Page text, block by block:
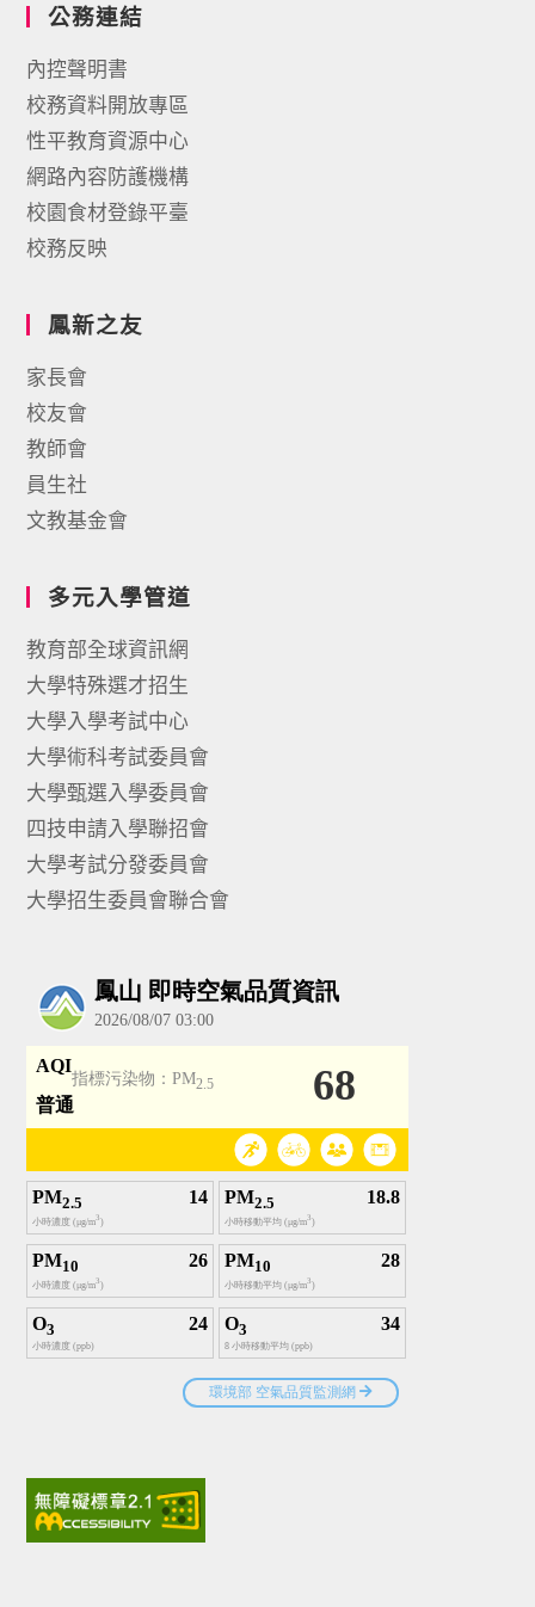
公務連結
內控聲明書
校務資料開放專區
性平教育資源中心
網路內容防護機構
校園食材登錄平臺
校務反映
鳳新之友
家長會
校友會
教師會
員生社
文教基金會
多元入學管道
教育部全球資訊網
大學特殊選才招生
大學入學考試中心
大學術科考試委員會
大學甄選入學委員會
四技申請入學聯招會
大學考試分發委員會
大學招生委員會聯合會